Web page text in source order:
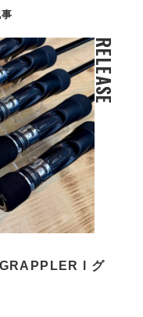
RELEASE
l グ